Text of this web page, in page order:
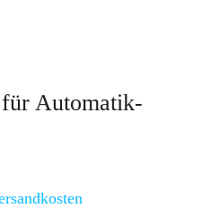
Automatik-